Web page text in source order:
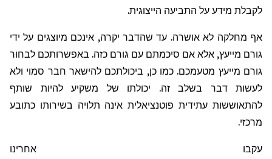
לקבלת מידע על התביעה הייצוגית.
אף מחלקה לא אושרה. עד שהדבר יקרה, אינכם מיוצגים על ידי
גורם מייעץ, אלא אם סיכמתם עם גורם כזה. באפשרותכם לבחור
גורם מייעץ מטעמכם. כמו כן, ביכולתכם להישאר חבר סמוי ולא
לעשות דבר בשלב זה. יכולתו של משקיע להיות שותף
להתאוששות עתידית פוטנציאלית אינה תלויה בשירותו כתובע
מרכזי.
עקבו אחרינו